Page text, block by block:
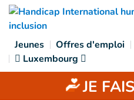
Accès direct au contenu
Jeunes Offres d'emploi
Luxembourg
JE FAIS